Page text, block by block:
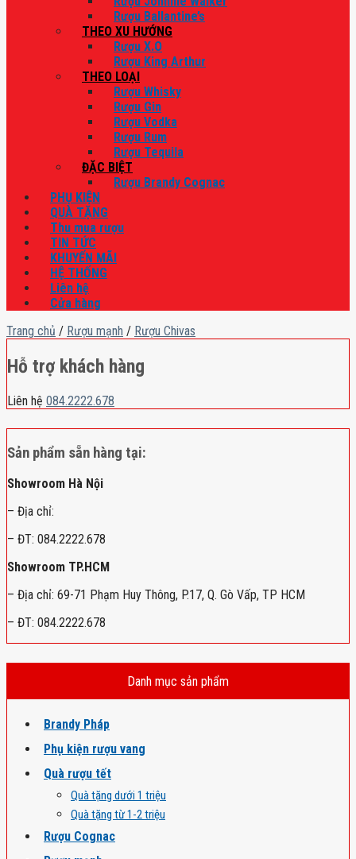
Rượu Ballantine’s
THEO XU HƯỚNG
Rượu X.O
Rượu King Arthur
THEO LOẠI
Rượu Whisky
Rượu Gin
Rượu Vodka
Rượu Rum
Rượu Tequila
ĐẶC BIỆT
Rượu Brandy Cognac
PHỤ KIỆN
QUÀ TẶNG
Thu mua rượu
TIN TỨC
KHUYẾN MÃI
HỆ THỐNG
Liên hệ
Cửa hàng
Trang chủ / Rượu mạnh / Rượu Chivas
Hỗ trợ khách hàng
Liên hệ 084.2222.678
Sản phẩm sẵn hàng tại:
Showroom Hà Nội
– Địa chỉ:
– ĐT: 084.2222.678
Showroom TP.HCM
– Địa chỉ: 69-71 Phạm Huy Thông, P.17, Q. Gò Vấp, TP HCM
– ĐT: 084.2222.678
Danh mục sản phẩm
Brandy Pháp
Phụ kiện rượu vang
Quà rượu tết
Quà tặng dưới 1 triệu
Quà tặng từ 1-2 triệu
Rượu Cognac